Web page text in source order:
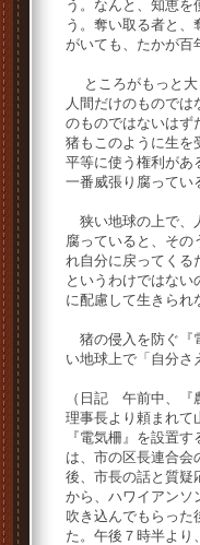
う。なんと、知恵を
う。奪い取る者と、
がいても、たかが百
ところがもっと大
人間だけのものでは
のものではないはず
猪もこのように生を
平等に使う権利があ
一番威張り腐ってい
狭い地球の上で、
腐っていると、その
れ自分に戻ってくる
というわけではな
に配慮して生きられ
猪の侵入を防ぐ『
い地球上で「自分さ
（日記 午前中、『
理事長より頼まれて
『電気柵』を設置
は、市の区長連合会
後、市長の話と質疑
から、ハワイアンソ
吹き込んでもらった
た。午後７時半より